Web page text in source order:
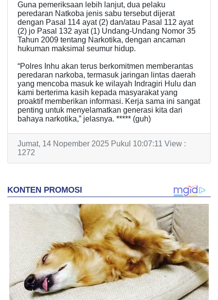
Guna pemeriksaan lebih lanjut, dua pelaku
peredaran Natkoba jenis sabu tersebut dijerat
dengan Pasal 114 ayat (2) dan/atau Pasal 112 ayat
(2) jo Pasal 132 ayat (1) Undang-Undang Nomor 35
Tahun 2009 tentang Narkotika, dengan ancaman
hukuman maksimal seumur hidup.
“Polres Inhu akan terus berkomitmen memberantas
peredaran narkoba, termasuk jaringan lintas daerah
yang mencoba masuk ke wilayah Indragiri Hulu dan
kami berterima kasih kepada masyarakat yang
proaktif memberikan informasi. Kerja sama ini sangat
penting untuk menyelamatkan generasi kita dari
bahaya narkotika,” jelasnya. ***** (guh)
Jumat, 14 Nopember 2025 Pukul 10:07:11 View :
1272